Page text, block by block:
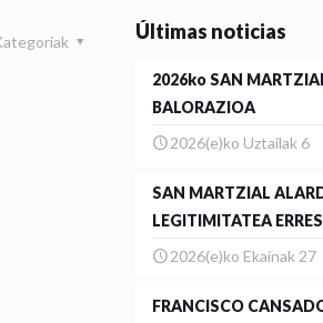
Últimas noticias
2026ko SAN
BALORAZIOA
2026(e)ko Uztailak 6
SAN MARTZIAL
LEGITIMITATEA
2026(e)ko Ekainak 27
FRANCISCO